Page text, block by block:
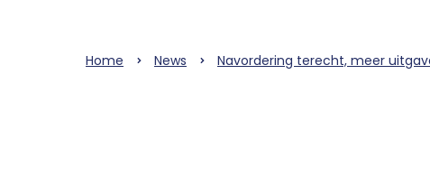
Home News Navordering terecht, meer